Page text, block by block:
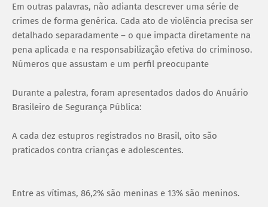
Em outras palavras, não adianta descrever uma série de
crimes de forma genérica. Cada ato de violência precisa ser
detalhado separadamente – o que impacta diretamente na
pena aplicada e na responsabilização efetiva do criminoso.
Números que assustam e um perfil preocupante
Durante a palestra, foram apresentados dados do Anuário
Brasileiro de Segurança Pública:
A cada dez estupros registrados no Brasil, oito são
praticados contra crianças e adolescentes.
Entre as vítimas, 86,2% são meninas e 13% são meninos.